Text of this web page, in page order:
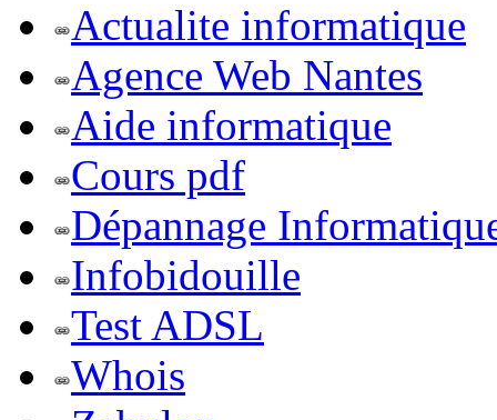
Actualite informatique
Agence Web Nantes
Aide informatique
Cours pdf
Dépannage
Infobidouille
Test ADSL
Whois